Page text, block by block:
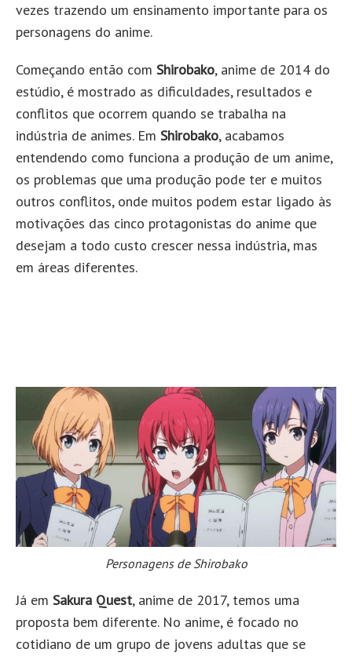
vezes trazendo um ensinamento importante para os
personagens do anime.
Começando então com Shirobako, anime de 2014 do
estúdio, é mostrado as dificuldades, resultados e
conflitos que ocorrem quando se trabalha na
indústria de animes. Em Shirobako, acabamos
entendendo como funciona a produção de um anime,
os problemas que uma produção pode ter e muitos
outros conflitos, onde muitos podem estar ligado às
motivações das cinco protagonistas do anime que
desejam a todo custo crescer nessa indústria, mas
em áreas diferentes.
Personagens de Shirobako
Já em Sakura Quest, anime de 2017, temos uma
proposta bem diferente. No anime, é focado no
cotidiano de um grupo de jovens adultas que se